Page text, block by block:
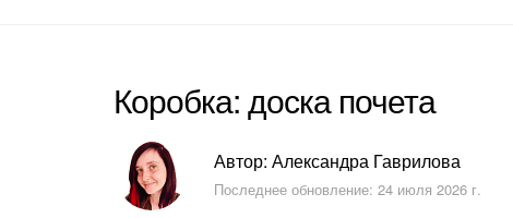
Коробка: доска почета
Автор: Александра Гаврилова
Последнее обновление: 24 июля 2026 г.